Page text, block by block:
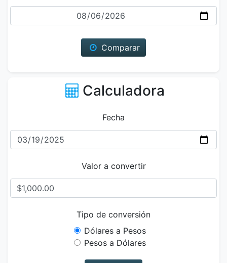
Fecha
Comparar
Calculadora
Fecha
Valor a convertir
Tipo de conversión
Dólares a Pesos
Pesos a Dólares